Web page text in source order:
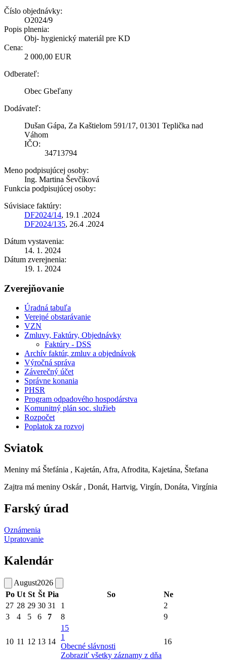
Číslo objednávky:
O2024/9
Popis plnenia:
Obj- hygienický materiál pre KD
Cena:
2 000,00 EUR
Odberateľ:
Obec Gbeľany
Dodávateľ:
Dušan Gápa, Za Kaštielom 591/17, 01301 Teplička nad
Váhom
IČO:
34713794
Meno podpisujúcej osoby:
Ing. Martina Ševčíková
Funkcia podpisujúcej osoby:
Súvisiace faktúry:
DF2024/14, 19.1 .2024
DF2024/135, 26.4 .2024
Dátum vystavenia:
14. 1. 2024
Dátum zverejnenia:
19. 1. 2024
Zverejňovanie
Úradná tabuľa
Verejné obstarávanie
VZN
Zmluvy, Faktúry, Objednávky
Faktúry - DSS
Archív faktúr, zmluv a objednávok
Výročná správa
Záverečný účet
Správne konania
PHSR
Program odpadového hospodárstva
Komunitný plán soc. služieb
Rozpočet
Poplatok za rozvoj
Sviatok
Meniny má Štefánia , Kajetán, Afra, Afrodita, Kajetána, Štefana
Zajtra má meniny Oskár , Donát, Hartvig, Virgín, Donáta, Virgínia
Farský úrad
Oznámenia
Upratovanie
Kalendár
August2026
Po Ut St Št Pia So
Ne
27 28 29 30 31 1
2
3
4 5 6 7 8 9
10 11 12 13 14
15
1
Obecné slávnosti
Zobraziť všetky záznamy z dňa
16